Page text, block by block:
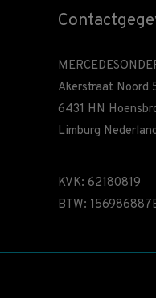
Akerstraat Noord
6431 HN
Limburg
KVK: 62180819
BTW: